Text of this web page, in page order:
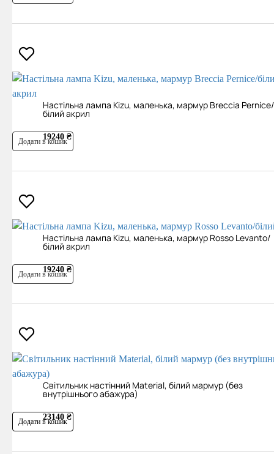
Настільна лампа Kizu, маленька, мармур Breccia Pernice/
білий акрил
19240 ₴
Додати в кошик
Настільна лампа Kizu, маленька, мармур Rosso Levanto/
білий акрил
19240 ₴
Додати в кошик
Світильник настінний Material, білий мармур (без
внутрішнього абажура)
23140 ₴
Додати в кошик